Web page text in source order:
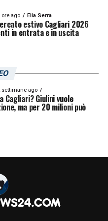
ore ago Elia Serra
estivo Cagliari 2026
in entrata e in uscita
settimane ago
Cagliari? Giulini vuole
ma per 20 milioni può